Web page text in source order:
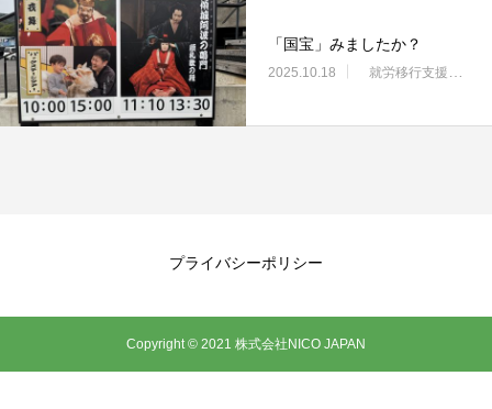
「国宝」みましたか？
2025.10.18 就労移行支援・ニコサービス城東センター
プライバシーポリシー
Copyright © 2021 株式会社NICO JAPAN